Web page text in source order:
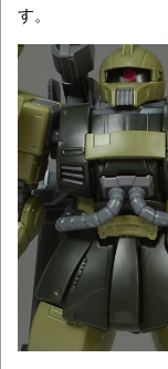
す。